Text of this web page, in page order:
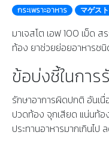
กระเพราะอาหาร マゲス
มาเจสโต เอฟ 100 เม็ด
ท้อง ยาช่วยย่อยอาหารช
ข้อบ่งชี้ในการ
รักษาอาการผิดปกติ อันเ
ปวดท้อง จุกเสียด แน่นท้อ
ประทานอาหารมากเกินไป